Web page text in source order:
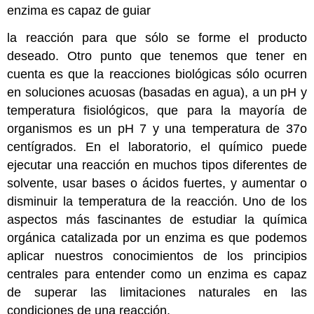
enzima es capaz de guiar
la reacción para que sólo se forme el producto
deseado. Otro punto que tenemos que tener en
cuenta es que la reacciones biológicas sólo ocurren
en soluciones acuosas (basadas en agua), a un pH y
temperatura fisiológicos, que para la mayoría de
organismos es un pH 7 y una temperatura de 37o
centígrados. En el laboratorio, el químico puede
ejecutar una reacción en muchos tipos diferentes de
solvente, usar bases o ácidos fuertes, y aumentar o
disminuir la temperatura de la reacción. Uno de los
aspectos más fascinantes de estudiar la química
orgánica catalizada por un enzima es que podemos
aplicar nuestros conocimientos de los principios
centrales para entender como un enzima es capaz
de superar las limitaciones naturales en las
condiciones de una reacción.